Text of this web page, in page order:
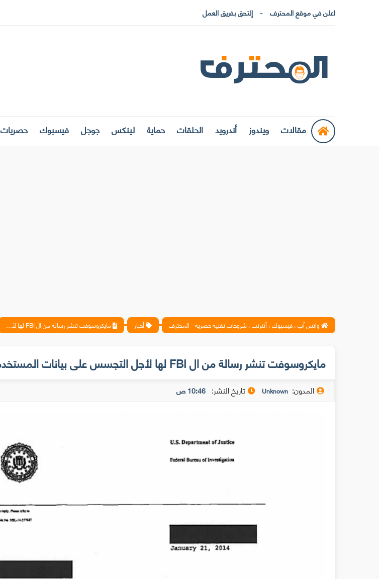
اعلن في موقع المحترف إلتحق بفريق العمل
مقالات ويندوز أندرويد الحلقات حماية لينكس جوجل فيسبوك حصريات
واتس آب ، فيسبوك ، أنترنت ، شروحات تقنية حصرية - المحترف أخبار مايكروسوفت تنشر رسالة من ال FBI لها لأجل التجسس على بيانات المستخدمين
مايكروسوفت تنشر رسالة من ال FBI لها لأجل التجسس على بيانات المستخدمين
المدون: Unknown تاريخ النشر: 10:46 ص